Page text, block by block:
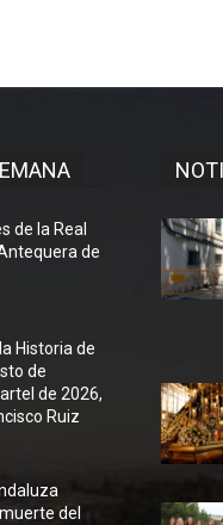
de la Real
de
Historia de
de
de 2026,
Ruiz
del